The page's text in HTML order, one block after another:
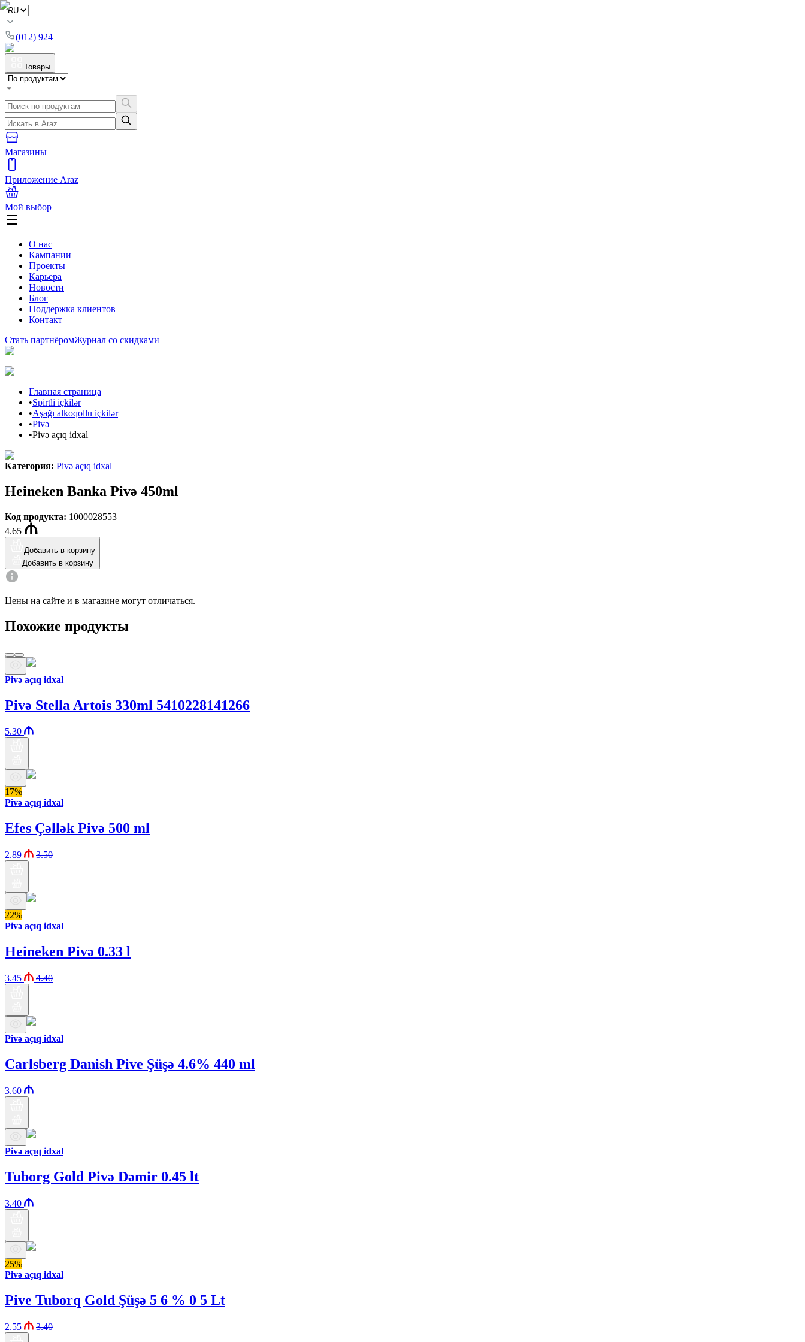
(012) 924
Товары
Магазины
Приложение Araz
Мой выбор
О нас
Кампании
Проекты
Карьера
Новости
Блог
Поддержка клиентов
Контакт
Стать партнёромЖурнал со скидками
Главная страница
•Spirtli içkilər
•Aşağı alkoqollu içkilər
•Pivə
•Pivə açıq idxal
Категория: Pivə açıq idxal
Heineken Banka Pivə 450ml
Код продукта: 1000028553
4.65
Добавить в корзину
Добавить в корзину
Цены на сайте и в магазине могут отличаться.
Похожие продукты
Pivə açıq idxal
Pivə Stella Artois 330ml 5410228141266
5.30
17%
Pivə açıq idxal
Efes Çəllək Pivə 500 ml
2.89 3.50
22%
Pivə açıq idxal
Heineken Pivə 0.33 l
3.45 4.40
Pivə açıq idxal
Carlsberg Danish Pive Şüşə 4.6% 440 ml
3.60
Pivə açıq idxal
Tuborg Gold Pivə Dəmir 0.45 lt
3.40
25%
Pivə açıq idxal
Pive Tuborq Gold Şüşə 5 6 % 0 5 Lt
2.55 3.40